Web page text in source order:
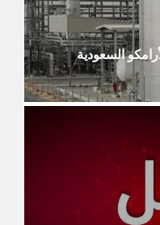
السعودية